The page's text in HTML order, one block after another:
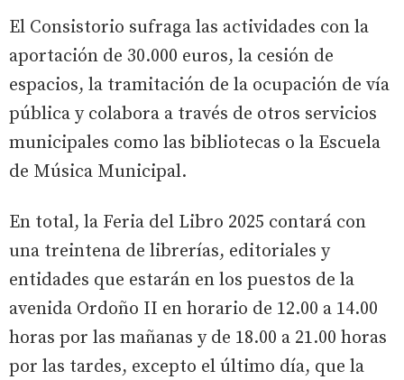
El Consistorio sufraga las actividades con la
aportación de 30.000 euros, la cesión de
espacios, la tramitación de la ocupación de vía
pública y colabora a través de otros servicios
municipales como las bibliotecas o la Escuela
de Música Municipal.
En total, la Feria del Libro 2025 contará con
una treintena de librerías, editoriales y
entidades que estarán en los puestos de la
avenida Ordoño II en horario de 12.00 a 14.00
horas por las mañanas y de 18.00 a 21.00 horas
por las tardes, excepto el último día, que la